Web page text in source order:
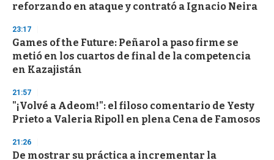
reforzando en ataque y contrató a Ignacio Neira
23:17
Games of the Future: Peñarol a paso firme se
metió en los cuartos de final de la competencia
en Kazajistán
21:57
"¡Volvé a Adeom!": el filoso comentario de Yesty
Prieto a Valeria Ripoll en plena Cena de Famosos
21:26
De mostrar su práctica a incrementar la